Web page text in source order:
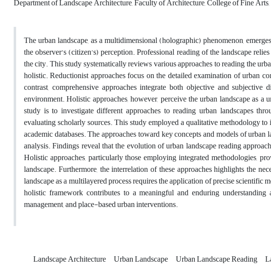
Department of Landscape Architecture, Faculty of Architecture, College of Fine
The urban landscape, as a multidimensional (holographic) phenomenon,
the observer’s (citizen’s) perception. Professional reading of the landscape
the city. This study systematically reviews various approaches to reading the
holistic. Reductionist approaches focus on the detailed examination of urban
contrast, comprehensive approaches integrate both objective and
environment. Holistic approaches, however, perceive the urban landscape as
study is to investigate different approaches to reading urban landscapes
evaluating scholarly sources. This study employed a qualitative methodology
academic databases. The approaches toward key concepts and models of
analysis. Findings reveal that the evolution of urban landscape reading
Holistic approaches, particularly those employing integrated methodologies,
landscape. Furthermore, the interrelation of these approaches highlights the
landscape as a multilayered process requires the application of precise
holistic framework contributes to a meaningful and enduring
management, and place-based urban interventions.
Landscape Architecture Urban Landscape Urban Landscape Reading